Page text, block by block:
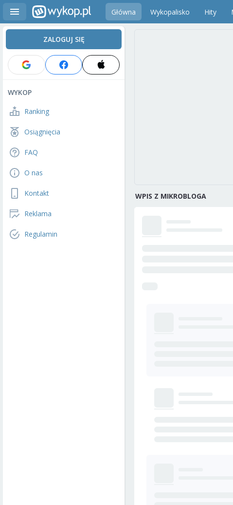
Główna Wykopalisko Hity
ZALOGUJ SIĘ
WYKOP
Ranking
Osiągnięcia
FAQ
O nas
Kontakt
Reklama
Regulamin
WPIS Z MIKROBLOGA